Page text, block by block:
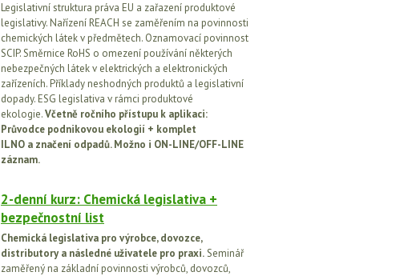
Legislativní struktura práva EU a zařazení produktové
legislativy. Nařízení REACH se zaměřením na povinnosti
chemických látek v předmětech. Oznamovací povinnost
SCIP. Směrnice RoHS o omezení používání některých
nebezpečných látek v elektrických a elektronických
zařízeních. Příklady neshodných produktů a legislativní
dopady. ESG legislativa v rámci produktové
ekologie.Včetně ročního přístupu k aplikaci:
Průvodce podnikovou ekologií + komplet
ILNO a značení odpadů. Možno i ON-LINE/OFF-LINE
záznam.
2-denní kurz: Chemická legislativa +
bezpečnostní list
Chemická legislativa pro výrobce, dovozce,
distributory a následné uživatele pro praxi.Seminář
zaměřený na základní povinnosti výrobců, dovozců,